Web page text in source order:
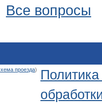
Все вопросы
проезда)